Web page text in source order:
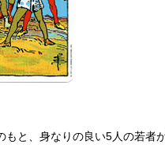
もと、身なりの良い5人の若者